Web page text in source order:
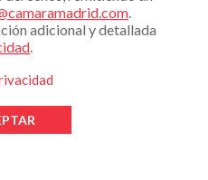
.
adicional y detallada
.